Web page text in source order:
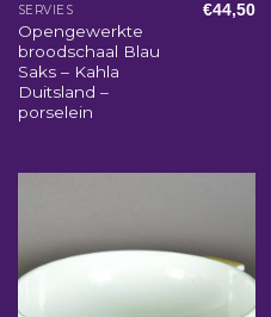
SERVIES
Opengewerkte
broodschaal Blau
Saks – Kahla
Duitsland –
porselein
€44,50